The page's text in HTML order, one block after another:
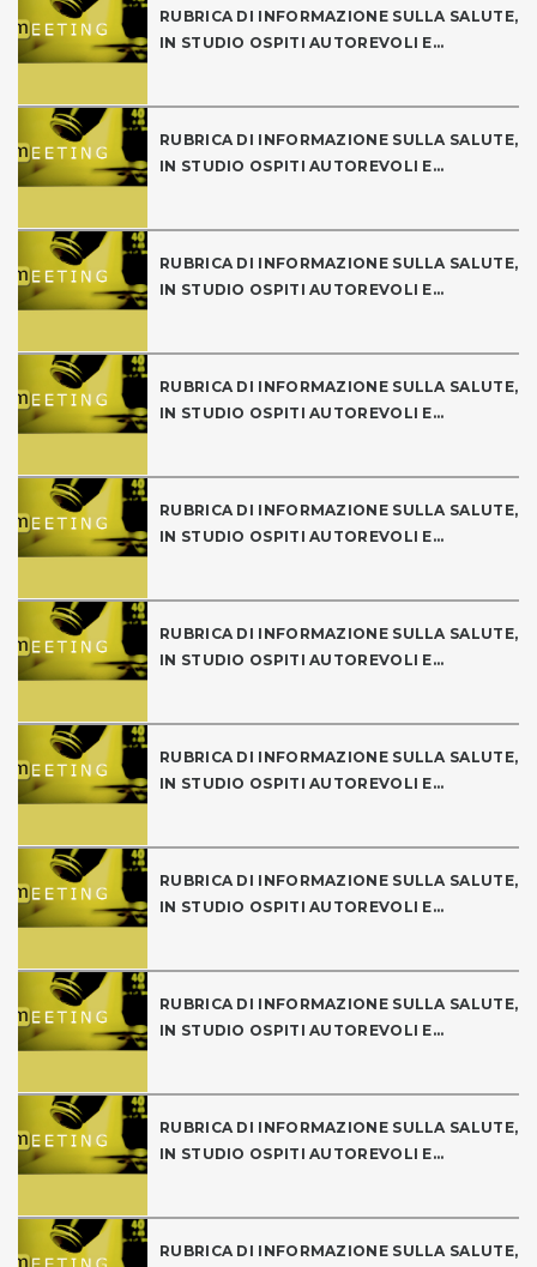
RUBRICA DI INFORMAZIONE SULLA SALUTE,
IN STUDIO OSPITI AUTOREVOLI E...
RUBRICA DI INFORMAZIONE SULLA SALUTE,
IN STUDIO OSPITI AUTOREVOLI E...
RUBRICA DI INFORMAZIONE SULLA SALUTE,
IN STUDIO OSPITI AUTOREVOLI E...
RUBRICA DI INFORMAZIONE SULLA SALUTE,
IN STUDIO OSPITI AUTOREVOLI E...
RUBRICA DI INFORMAZIONE SULLA SALUTE,
IN STUDIO OSPITI AUTOREVOLI E...
RUBRICA DI INFORMAZIONE SULLA SALUTE,
IN STUDIO OSPITI AUTOREVOLI E...
RUBRICA DI INFORMAZIONE SULLA SALUTE,
IN STUDIO OSPITI AUTOREVOLI E...
RUBRICA DI INFORMAZIONE SULLA SALUTE,
IN STUDIO OSPITI AUTOREVOLI E...
RUBRICA DI INFORMAZIONE SULLA SALUTE,
IN STUDIO OSPITI AUTOREVOLI E...
RUBRICA DI INFORMAZIONE SULLA SALUTE,
IN STUDIO OSPITI AUTOREVOLI E...
RUBRICA DI INFORMAZIONE SULLA SALUTE,